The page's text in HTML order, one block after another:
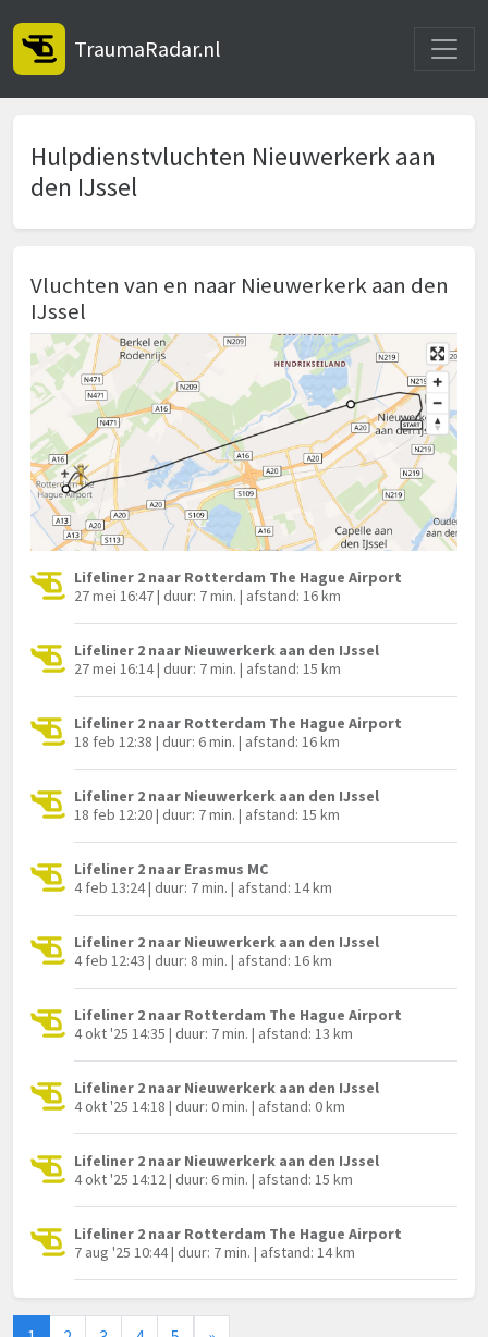
TraumaRadar.nl
Hulpdienstvluchten Nieuwerkerk aan
den IJssel
Vluchten van en naar Nieuwerkerk aan den
IJssel
Lifeliner 2 naar Rotterdam The Hague Airport
27 mei 16:47 | duur: 7 min. | afstand: 16 km
Lifeliner 2 naar Nieuwerkerk aan den IJssel
27 mei 16:14 | duur: 7 min. | afstand: 15 km
Lifeliner 2 naar Rotterdam The Hague Airport
18 feb 12:38 | duur: 6 min. | afstand: 16 km
Lifeliner 2 naar Nieuwerkerk aan den IJssel
18 feb 12:20 | duur: 7 min. | afstand: 15 km
Lifeliner 2 naar Erasmus MC
4 feb 13:24 | duur: 7 min. | afstand: 14 km
Lifeliner 2 naar Nieuwerkerk aan den IJssel
4 feb 12:43 | duur: 8 min. | afstand: 16 km
Lifeliner 2 naar Rotterdam The Hague Airport
4 okt '25 14:35 | duur: 7 min. | afstand: 13 km
Lifeliner 2 naar Nieuwerkerk aan den IJssel
4 okt '25 14:18 | duur: 0 min. | afstand: 0 km
Lifeliner 2 naar Nieuwerkerk aan den IJssel
4 okt '25 14:12 | duur: 6 min. | afstand: 15 km
Lifeliner 2 naar Rotterdam The Hague Airport
7 aug '25 10:44 | duur: 7 min. | afstand: 14 km